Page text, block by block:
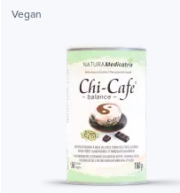
Vegan